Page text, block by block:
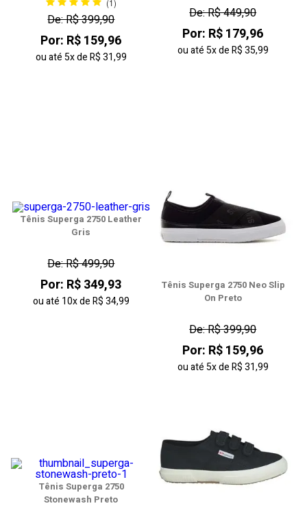
De: R$ 399,90
Por: R$ 159,96
ou até5xdeR$ 31,99
De: R$ 449,90
Por: R$ 179,96
ou até5xdeR$ 35,99
Tênis Superga 2750 Leather
Gris
De: R$ 499,90
Por: R$ 349,93
ou até 10xdeR$ 34,99
Tênis Superga 2750 Neo Slip
On Preto
De: R$ 399,90
Por: R$ 159,96
ou até5xdeR$ 31,99
Tênis Superga 2750
Stonewash Preto